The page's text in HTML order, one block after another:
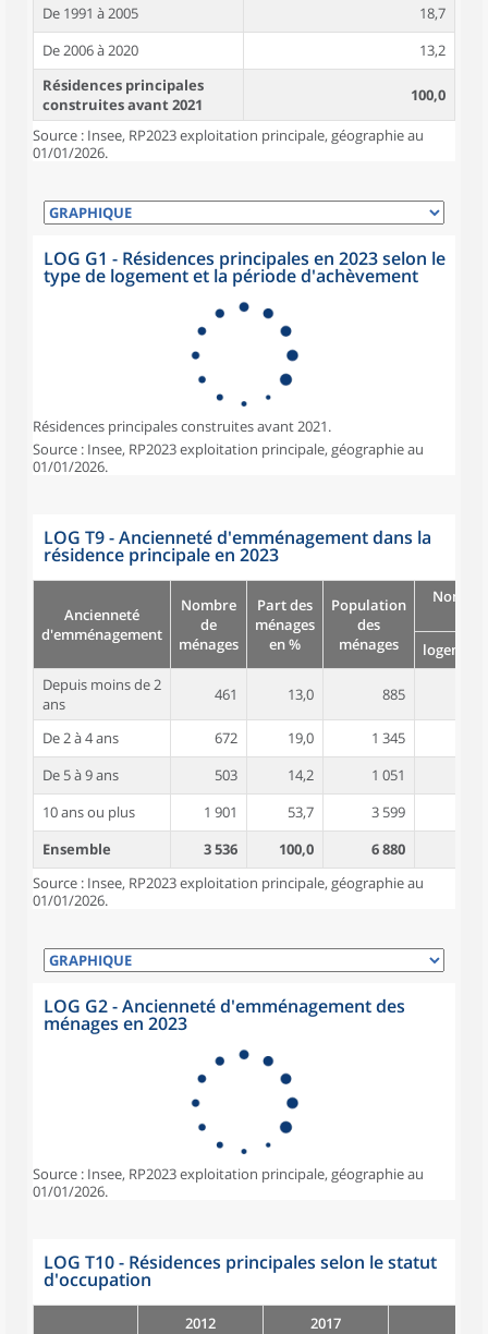
De 1991 à 2005
18,7
De 2006 à 2020
13,2
Résidences principales
construites avant 2021
100,0
Source : Insee, RP2023 exploitation principale, géographie au
01/01/2026.
LOG G1 - Résidences principales en 2023 selon le
type de logement et la période d'achèvement
Résidences principales construites avant 2021.
Source : Insee, RP2023 exploitation principale, géographie au
01/01/2026.
LOG T9 - Ancienneté d'emménagement dans la
résidence principale en 2023
Ancienneté
d'emménagement
Nombre
de
ménages
Part des
ménages
en %
Population
des
ménages
logement
Depuis moins de 2
ans
461 13,0 885
De 2 à 4 ans 672 19,0 1 345
De 5 à 9 ans
503 14,2 1 051
10 ans ou plus
1 901 53,7 3 599
Ensemble
3 536 100,0 6 880
Source : Insee, RP2023 exploitation principale, géographie au
01/01/2026.
LOG G2 - Ancienneté d'emménagement des
ménages en 2023
Source : Insee, RP2023 exploitation principale, géographie au
01/01/2026.
LOG T10 - Résidences principales selon le statut
d'occupation
2012 2017